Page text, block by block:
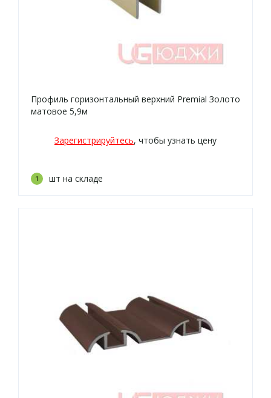
Профиль горизонтальный верхний Premial Золото
матовое 5,9м
Зарегистрируйтесь, чтобы узнать цену
1 шт на складе